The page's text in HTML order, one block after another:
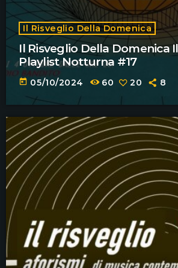
Il Risveglio Della Domenica
Il Risveglio Della Domenica
Playlist Notturna #17
today 05/10/2024 60 20 8